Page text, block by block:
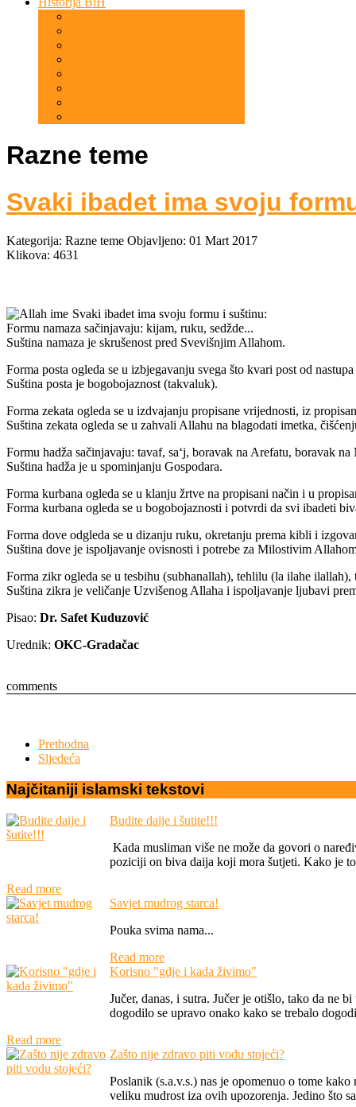
Razne teme
Svaki ibadet ima svoju
Kategorija: Razne teme Objavljeno: 01 Mart 2017
Klikova: 4631
Svaki ibadet ima svoju formu i suštinu:
Formu namaza sačinjavaju: kijam, ruku, sedžde...
Suština namaza je skrušenost pred Svevišnjim Allahom.
Forma posta ogleda se u izbjegavanju svega što kvari post od
Suština posta je bogobojaznost (takvaluk).
Forma zekata ogleda se u izdvajanju propisane vrijednosti, iz
Suština zekata ogleda se u zahvali Allahu na blagodati imetka,
Formu hadža sačinjavaju: tavaf, sa‘j, boravak na Arefatu, boravak
Suština hadža je u spominjanju Gospodara.
Forma kurbana ogleda se u klanju žrtve na propisani način i u
Forma kurbana ogleda se u bogobojaznosti i potvrdi da svi ibadeti
Forma dove odgleda se u dizanju ruku, okretanju prema kibli i
Suština dove je ispoljavanje ovisnosti i potrebe za Milostivim
Forma zikr ogleda se u tesbihu (subhanallah), tehlilu (la ilahe
Suština zikra je veličanje Uzvišenog Allaha i ispoljavanje ljubavi
Pisao: Dr. Safet Kuduzović
Urednik: OKC-Gradačac
comments
Prethodna
Sljedeća
Najčitaniji islamski tekstovi
Budite daije i šutite!!!
Kada musliman više ne može da govori o
poziciji on biva daija koji mora šutjeti. Kako je
Read more
Savjet mudrog starca!
Pouka svima nama...
Read more
Korisno "gdje i kada živimo"
Jučer, danas, i sutra. Jučer je otišlo, tako da ne
dogodilo se upravo onako kako se trebalo
Read more
Zašto nije zdravo piti vodu stojeći?
Poslanik (s.a.v.s.) nas je opomenuo o tome
veliku mudrost iza ovih upozorenja. Jedino što